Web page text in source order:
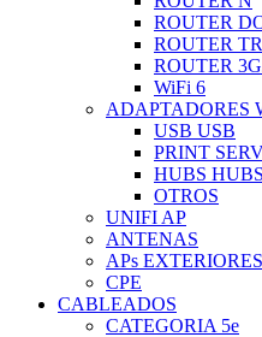
ROUTER
ROUTER
ROUTER
WiFi 6
ADAPTADORES
USB USB
PRINT
HUBS HUBS
OTROS
UNIFI AP
ANTENAS
APs EXTERIORES
CPE
CABLEADOS
CATEGORIA 5e